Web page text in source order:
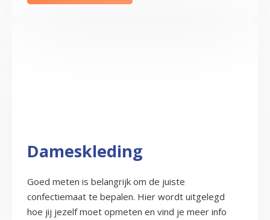
Dameskleding
Goed meten is belangrijk om de juiste
confectiemaat te bepalen. Hier wordt uitgelegd
hoe jij jezelf moet opmeten en vind je meer info